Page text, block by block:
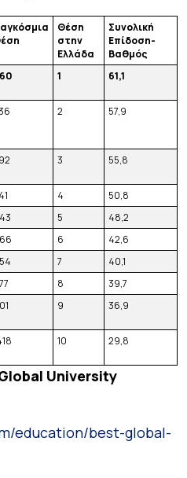
Θέση
στην
Ελλάδα
Συνολική
Επίδοση-
Βαθμός
60 1 61,1
2 57,9
3 55,8
4
50,8
5
48,2
6
42,6
7
40,1
8
39,7
9 36,9
10 29,8
University
education/best-global-